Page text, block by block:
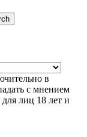
в
с мнением
лиц 18 лет и